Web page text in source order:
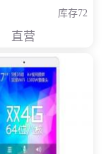
库存72
直营